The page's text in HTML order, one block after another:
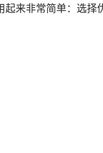
起来非常简单：选择